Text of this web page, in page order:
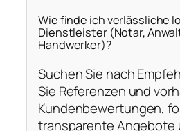
Wie finde ich verlässliche
Dienstleister (Notar,
Handwerker)?
Suchen Sie nach
Sie Referenzen und
Kundenbewertungen,
transparente Angebote